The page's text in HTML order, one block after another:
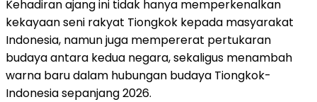
Kehadiran ajang ini tidak hanya memperkenalkan
kekayaan seni rakyat Tiongkok kepada masyarakat
Indonesia, namun juga mempererat pertukaran
budaya antara kedua negara, sekaligus menambah
warna baru dalam hubungan budaya Tiongkok-
Indonesia sepanjang 2026.